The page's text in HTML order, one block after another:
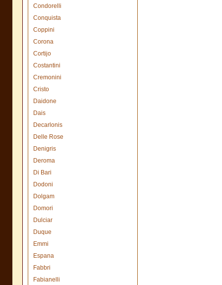
Condorelli
Conquista
Coppini
Corona
Cortijo
Costantini
Cremonini
Cristo
Daidone
Dais
Decarlonis
Delle Rose
Denigris
Deroma
Di Bari
Dodoni
Dolgam
Domori
Dulciar
Duque
Emmi
Espana
Fabbri
Fabianelli